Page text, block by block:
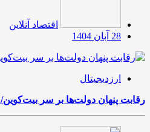
اقتصاد آنلاین
28 آبان 1404
ارزدیجیتال
رقابت پنهان دولت‌ها بر سر بیت‌کوین/ ۱۰ کشور برتر کدامند؟